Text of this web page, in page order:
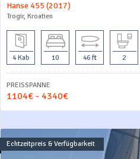
Hanse 455 (2017)
Trogir, Kroatien
4 Kab 10 46 ft 2
PREISSPANNE
1104€ - 4340€
Echtzeitpreis & Verfügbarkeit